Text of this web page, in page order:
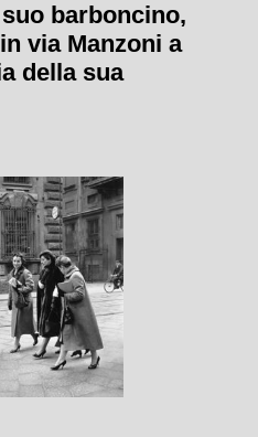
barboncino,
via Manzoni a
della sua